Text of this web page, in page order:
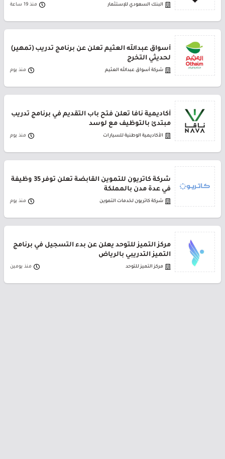
البنك السعودي للإستثمار منذ 19 ساعة
أسواق عبدالله العثيم تعلن عن برنامج تدريب (تمهير)
لحديثي التخرج
شركة أسواق عبدالله العثيم منذ يوم
أكاديمية نافا تعلن فتح باب التقديم في برنامج تدريب
مبتدئ بالتوظيف مع لوسد
الأكاديمية الوطنية للسيارات منذ يوم
شركة كاتريون للتموين القابضة تعلن توفر 35 وظيفة
في عدة مدن بالمملكة
شركة كاتريون لخدمات التموين منذ يوم
مركز التميز للتوحد يعلن عن بدء التسجيل في برنامج
التميز التدريبي بالرياض
مركز التميز للتوحد منذ يومين